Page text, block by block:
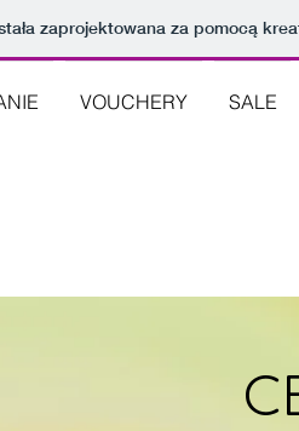
zaprojektowana za pomocą
VOUCHERY SALE